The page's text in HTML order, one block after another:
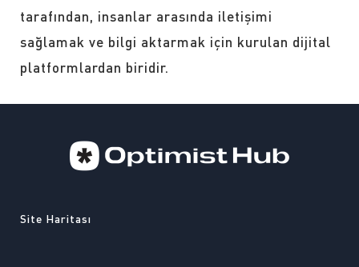
tarafından, insanlar arasında iletişimi
sağlamak ve bilgi aktarmak için kurulan dijital
platformlardan biridir.
Site Haritası